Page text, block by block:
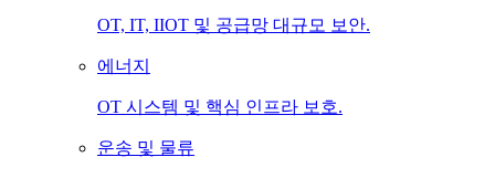
OT, IT, IIOT 및 공급망 대규모 보안.
에너지
OT 시스템 및 핵심 인프라 보호.
운송 및 물류